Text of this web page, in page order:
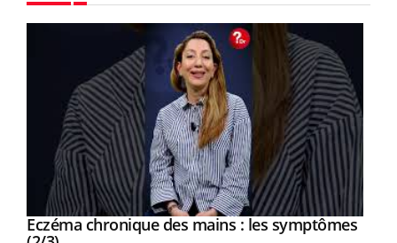
Youtube
Eczéma chronique des mains : les symptômes